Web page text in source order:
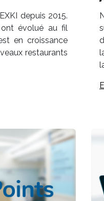
depuis 2015.
ont évolué au fil
en croissance
restaurants